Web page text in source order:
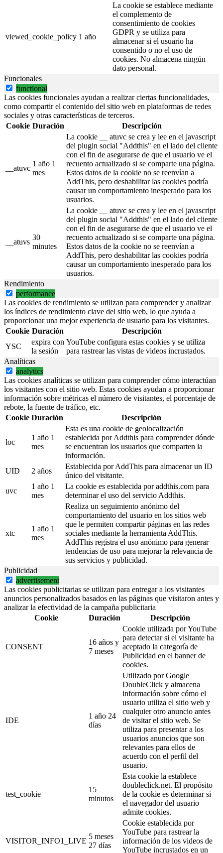
viewed_cookie_policy 1 año
La cookie se establece mediante
el complemento de
consentimiento de cookies
GDPR y se utiliza para
almacenar si el usuario ha
consentido o no el uso de
cookies. No almacena ningún
dato personal.
Funcionales
functional
Las cookies funcionales ayudan a realizar ciertas funcionalidades,
como compartir el contenido del sitio web en plataformas de redes
sociales y otras características de terceros.
Cookie Duración Descripción
__atuvc
1 año 1
mes
La cookie __ atuvc se crea y lee en el javascript
del plugin social "Addthis" en el lado del cliente
con el fin de asegurarse de que el usuario ve el
recuento actualizado si se comparte una página.
Estos datos de la cookie no se reenvían a
AddThis, pero deshabilitar las cookies podría
causar un comportamiento inesperado para los
usuarios.
__atuvs
30
minutes
La cookie __ atuvc se crea y lee en el javascript
del plugin social "Addthis" en el lado del cliente
con el fin de asegurarse de que el usuario ve el
recuento actualizado si se comparte una página.
Estos datos de la cookie no se reenvían a
AddThis, pero deshabilitar las cookies podría
causar un comportamiento inesperado para los
usuarios.
Rendimiento
performance
Las cookies de rendimiento se utilizan para comprender y analizar
los índices de rendimiento clave del sitio web, lo que ayuda a
proporcionar una mejor experiencia de usuario para los visitantes.
Cookie Duración
Descripción
YSC
expira con
la sesión
YouTube configura estas cookies y se utiliza
para rastrear las vistas de videos incrustados.
Analíticas
analytics
Las cookies analíticas se utilizan para comprender cómo interactúan
los visitantes con el sitio web. Estas cookies ayudan a proporcionar
información sobre métricas el número de visitantes, el porcentaje de
rebote, la fuente de tráfico, etc.
Cookie Duración Descripción
loc
1 año 1
mes
Esta es una cookie de geolocalización
establecida por Addthis para comprender dónde
se encuentran los usuarios que comparten la
información.
UID
2 años
Establecida por AddThis para almacenar un ID
único del visitante.
uvc
1 año 1
mes
La cookie es establecida por addthis.com para
determinar el uso del servicio Addthis.
xtc
1 año 1
mes
Realiza un seguimiento anónimo del
comportamiento del usuario en los sitios web
que le permiten compartir páginas en las redes
sociales mediante la herramienta AddThis.
AddThis registra el uso anónimo para generar
tendencias de uso para mejorar la relevancia de
sus servicios y publicidad.
Publicidad
advertisement
Las cookies publicitarias se utilizan para entregar a los visitantes
anuncios personalizados basados en las páginas que visitaron antes y
analizar la efectividad de la campaña publicitaria
Cookie
Duración Descripción
CONSENT
16 años y
7 meses
Cookie utilizada por YouTube
para detectar si el visitante ha
aceptado la categoría de
Publicidad en el banner de
cookies.
IDE
1 año 24
días
Utilizado por Google
DoubleClick y almacena
información sobre cómo el
usuario utiliza el sitio web y
cualquier otro anuncio antes
de visitar el sitio web. Se
utiliza para presentar a los
usuarios anuncios que son
relevantes para ellos de
acuerdo con el perfil del
usuario.
test_cookie
15
minutos
Esta cookie la establece
doubleclick.net. El propósito
de la cookie es determinar si
el navegador del usuario
admite cookies.
VISITOR_INFO1_LIVE
5 meses
27 días
Cookie establecida por
YouTube para rastrear la
información de los videos de
YouTube incrustados en un